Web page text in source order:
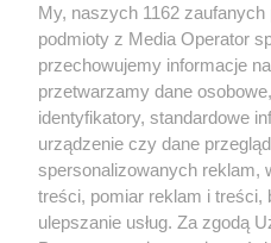
Wydawca mediówlokalnych
Nie zapomnij
zapoznać się z:
polityką prywatności
Twojemiasto
My, naszych 1162 zaufanych
podmioty z Media Operator
przechowujemy informacje
przetwarzamy dane
identyfikatory, standardowe
urządzenie czy dane
spersonalizowanych reklam,
treści, pomiar reklam i treści,
ulepszanie usług. Za zgodą